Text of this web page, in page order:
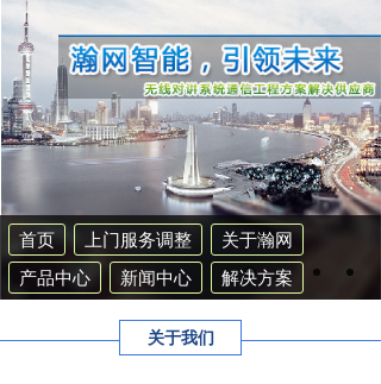
首页 上门服务调整
关于瀚网
产品中心
新闻中心
解决方案
联系我们 集群系统
关于我们